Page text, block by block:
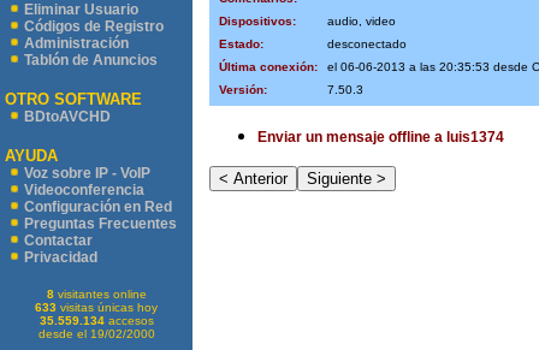
Eliminar Usuario
Códigos de Registro
Administración
Tablón de Anuncios
OTRO SOFTWARE
BDtoAVCHD
AYUDA
Voz sobre IP - VoIP
Videoconferencia
Configuración en Red
Preguntas Frecuentes
Contactar
Privacidad
8visitantes online
633 visitas únicas hoy
35.559.134accesos
desde el 19/02/2000
Dispositivos:
audio, video
Estado:
desconectado
Última conexión:
el 06-06-2013 a las 20:35:53 desde
Versión:
7.50.3
Enviar un mensaje offline a luis1374